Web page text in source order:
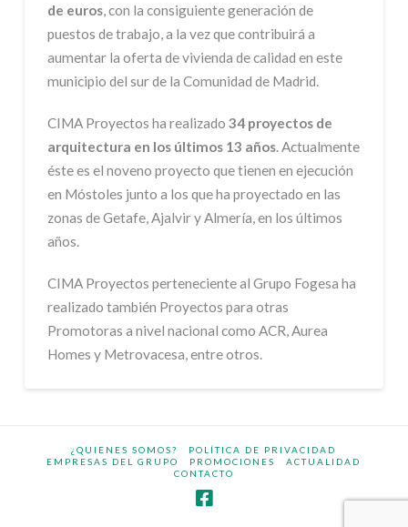
de euros, con la consiguiente generación de
puestos de trabajo, a la vez que contribuirá a
aumentar la oferta de vivienda de calidad en este
municipio del sur de la Comunidad de Madrid.
CIMA Proyectos ha realizado 34 proyectos de
arquitectura en los últimos 13 años. Actualmente
éste es el noveno proyecto que tienen en ejecución
en Móstoles junto a los que ha proyectado en las
zonas de Getafe, Ajalvir y Almería, en los últimos
años.
CIMA Proyectos perteneciente al Grupo Fogesa ha
realizado también Proyectos para otras
Promotoras a nivel nacional como ACR, Aurea
Homes y Metrovacesa, entre otros.
¿QUIENES SOMOS?
POLÍTICA DE PRIVACIDAD
EMPRESAS DEL GRUPO
PROMOCIONES
ACTUALIDAD
CONTACTO